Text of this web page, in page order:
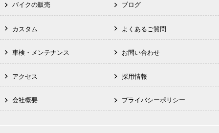
バイクの販売
カスタム
車検・メンテナンス
アクセス
会社概要
ブログ
よくあるご質問
お問い合わせ
採用情報
プライバシーポリシー